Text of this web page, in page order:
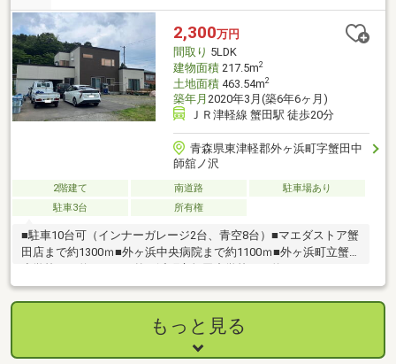
2,300万円
間取り 5LDK
建物面積217.5m2
土地面積463.54m2
築年月 2020年3月(築6年6ヶ月)
ＪＲ津軽線 蟹田駅 徒歩20分
青森県東津軽郡外ヶ浜町字蟹田中
師舘ノ沢
2階建て 南道路
駐車場あり
駐車3台
所有権
■駐車10台可（インナーガレージ2台、青空8台）■マエダストア蟹
田店まで約1300ｍ■外ヶ浜中央病院まで約1100ｍ■外ヶ浜町立蟹田
No.0021＞
もっと見る